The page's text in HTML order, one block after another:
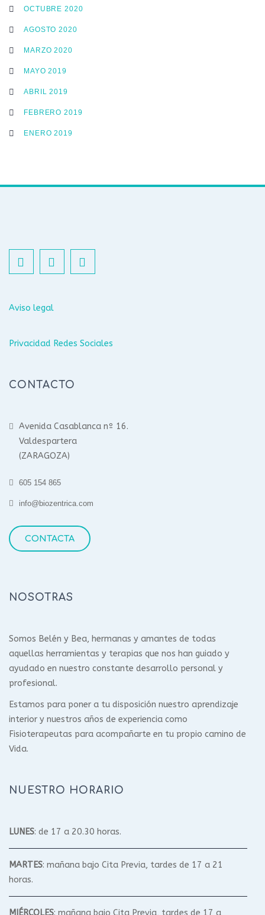
OCTUBRE 2020
AGOSTO 2020
MARZO 2020
MAYO 2019
ABRIL 2019
FEBRERO 2019
ENERO 2019
Aviso legal
Privacidad Redes Sociales
CONTACTO
Avenida Casablanca nº 16.
Valdespartera
(ZARAGOZA)
605 154 865
info@biozentrica.com
CONTACTA
NOSOTRAS
Somos Belén y Bea, hermanas y amantes de todas
aquellas herramientas y terapias que nos han guiado y
ayudado en nuestro constante desarrollo personal y
profesional.
Estamos para poner a tu disposición nuestro aprendizaje
interior y nuestros años de experiencia como
Fisioterapeutas para acompañarte en tu propio camino de
Vida.
NUESTRO HORARIO
LUNES: de 17 a 20.30 horas.
MARTES: mañana bajo Cita Previa, tardes de 17 a 21
horas.
MIÉRCOLES: mañana bajo Cita Previa, tardes de 17 a